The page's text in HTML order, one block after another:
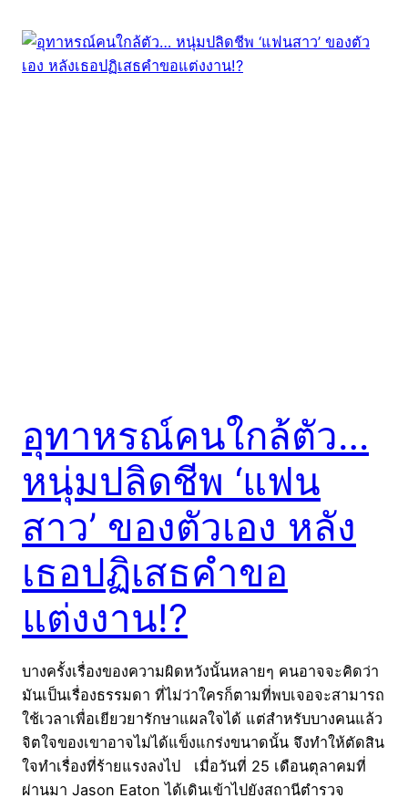
อุทาหรณ์คนใกล้ตัว…
หนุ่มปลิดชีพ ‘แฟน
สาว’ ของตัวเอง หลัง
เธอปฏิเสธคำขอ
แต่งงาน!?
บางครั้งเรื่องของความผิดหวังนั้นหลายๆ คนอาจจะคิดว่า
มันเป็นเรื่องธรรมดา ที่ไม่ว่าใครก็ตามที่พบเจอจะสามารถ
ใช้เวลาเพื่อเยียวยารักษาแผลใจได้ แต่สำหรับบางคนแล้ว
จิตใจของเขาอาจไม่ได้แข็งแกร่งขนาดนั้น จึงทำให้ตัดสิน
ใจทำเรื่องที่ร้ายแรงลงไป เมื่อวันที่ 25 เดือนตุลาคมที่
ผ่านมา Jason Eaton ได้เดินเข้าไปยังสถานีตำรวจ